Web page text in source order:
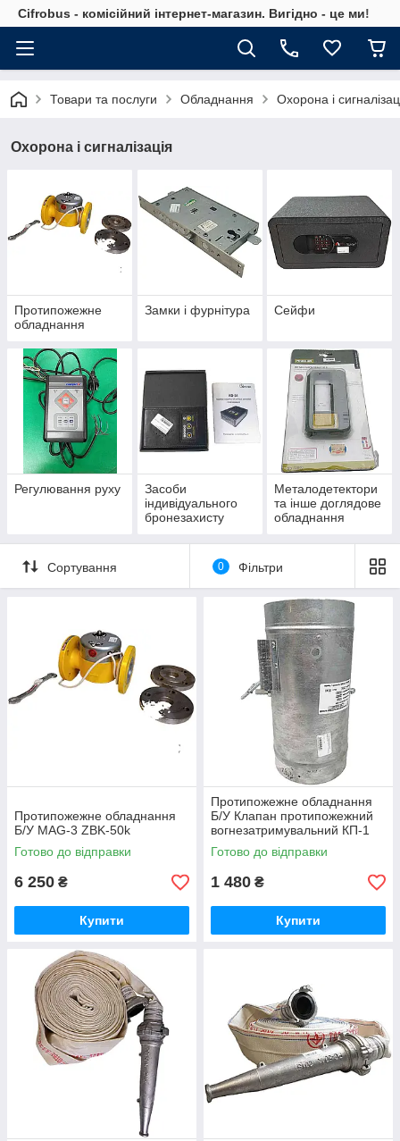
Cifrobus - комiсiйний iнтернет-магазин. Вигiдно - це ми!
Товари та послуги Обладнання Охорона і
Охорона і сигналізація
Протипожежне
обладнання
Замки і фурнітура Сейфи
Регулювання руху
Засоби
індивідуального
бронезахисту
Металодетектори
та інше доглядове
обладнання
Сортування 0 Фільтри
Протипожежне обладнання
Б/У MAG-3 ZBK-50k
Готово до відправки
6 250 ₴
Купити
Протипожежне обладнання
Б/У Клапан протипожежний
вогнезатримувальний КП-1
(круглий)
Готово до відправки
1 480 ₴
Купити